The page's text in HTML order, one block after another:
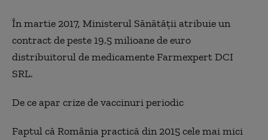
În martie 2017, Ministerul Sănătăţii atribuie un
contract de peste 19.5 milioane de euro
distribuitorul de medicamente Farmexpert DCI
SRL.
De ce apar crize de vaccinuri periodic
Faptul că România practică din 2015 cele mai mici